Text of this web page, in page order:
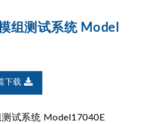
组测试系统 Model
下载